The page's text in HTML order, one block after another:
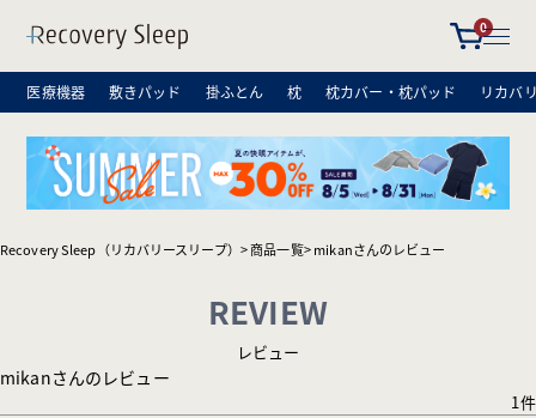
0
医療機器 敷きパッド 掛ふとん 枕 枕カバー・枕パッド リカバ
Recovery Sleep（リカバリースリープ） 商品一覧 mikanさんのレビュー
REVIEW
レビュー
mikanさんのレビュー
1